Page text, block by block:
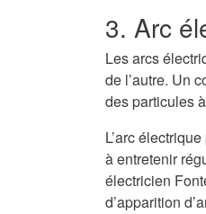
3. Arc
Les arcs
de l’autre. Un
des particules
L’arc
à entretenir
électricien
d’apparition